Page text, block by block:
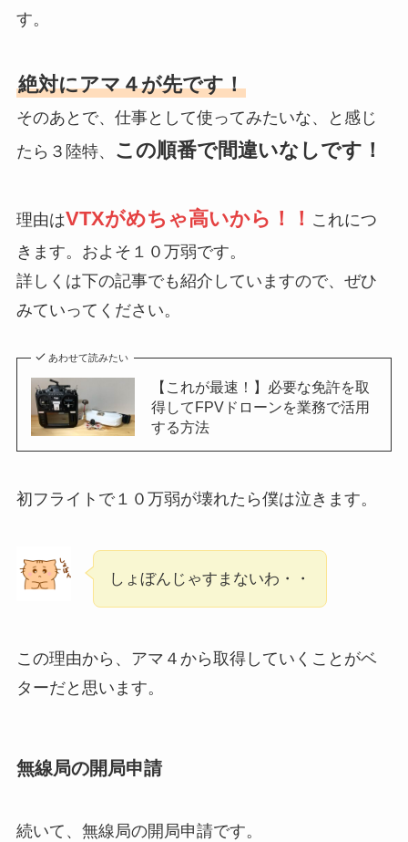
す。
絶対にアマ４が先です！
そのあとで、仕事として使ってみたいな、と感じ
たら３陸特、
この順番で間違いなしです！
理由はVTXがめちゃ高いから！！ これにつ
きます。およそ１０万弱です。
詳しくは下の記事でも紹介していますので、ぜひ
みていってください。
あわせて読みたい
【これが最速！】必要な免許を取
得してFPVドローンを業務で活用
する方法
初フライトで１０万弱が壊れたら僕は泣きます。
しょぼんじゃすまないわ・・
この理由から、アマ４から取得していくことがベ
ターだと思います。
無線局の開局申請
続いて、無線局の開局申請です。